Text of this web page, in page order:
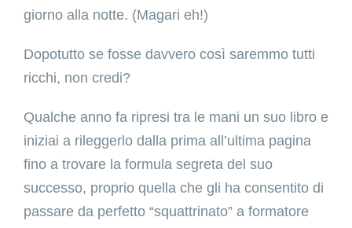
giorno alla notte. (Magari eh!)
Dopotutto se fosse davvero così saremmo tutti
ricchi, non credi?
Qualche anno fa ripresi tra le mani un suo libro e
iniziai a rileggerlo dalla prima all’ultima pagina
fino a trovare la formula segreta del suo
successo, proprio quella che gli ha consentito di
passare da perfetto “squattrinato” a formatore